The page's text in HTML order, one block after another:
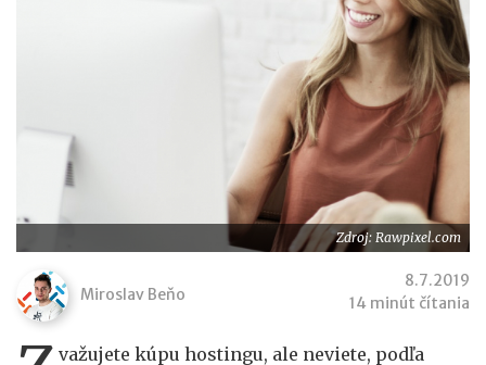
Zdroj: Rawpixel.com
Miroslav Beňo
8.7.2019
14 minút čítania
važujete kúpu hostingu, ale neviete, podľa